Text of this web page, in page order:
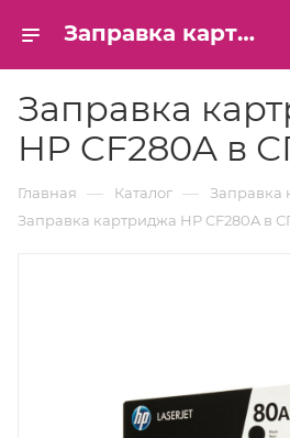
Заправка картриджа HP CF280A в СПб
Заправка
HP CF280A в
Главная — Каталог — Заправка
Заправка картриджа HP CF280A в